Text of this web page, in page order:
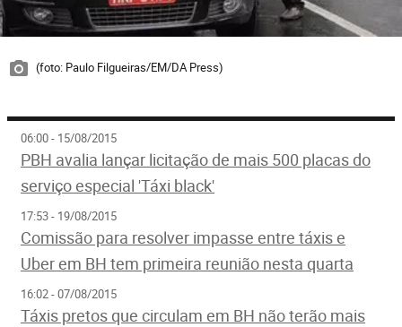
(foto: Paulo Filgueiras/EM/DA Press)
06:00 - 15/08/2015
PBH avalia lançar licitação de mais 500 placas do
serviço especial 'Táxi black'
17:53 - 19/08/2015
Comissão para resolver impasse entre táxis e
Uber em BH tem primeira reunião nesta quarta
16:02 - 07/08/2015
Táxis pretos que circulam em BH não terão mais